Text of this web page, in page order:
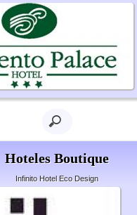
Hoteles Boutique
Infinito Hotel Eco Design